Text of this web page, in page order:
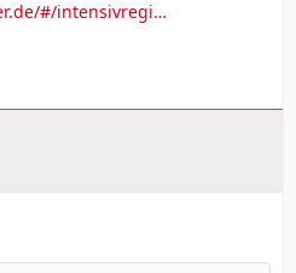
#/intensivregi…